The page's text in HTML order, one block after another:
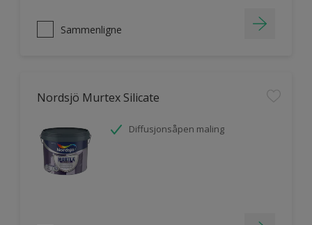
Sammenligne
Nordsjö Murtex Silicate
Diffusjonsåpen maling